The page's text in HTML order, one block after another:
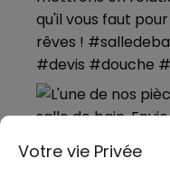
Votre vie Privée